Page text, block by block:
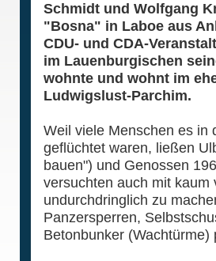
Schmidt und Wolfgang
"Bosna" in Laboe aus
CDU- und CDA-
im Lauenburgischen
wohnte und wohnt im
Ludwigslust-Parchim.
Weil viele Menschen es in
geflüchtet waren, ließen
bauen") und Genossen
versuchten auch mit
undurchdringlich zu
Panzersperren,
Betonbunker